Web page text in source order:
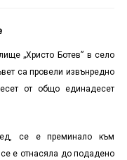
„Христо Ботев” в село
са провели извънредно
от общо единадесет
се е преминало към
се е отнасяла до подадено